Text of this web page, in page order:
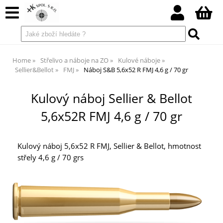
Home Střelivo a náboje na ZO
Kulové náboje
Sellier&Bellot
FMJ Náboj S&B 5,6x52 R FMJ 4,6 g / 70 gr
Kulový náboj Sellier & Bellot
5,6x52R FMJ 4,6 g / 70 gr
Kulový náboj 5,6x52 R FMJ, Sellier & Bellot, hmotnost
střely 4,6 g / 70 grs